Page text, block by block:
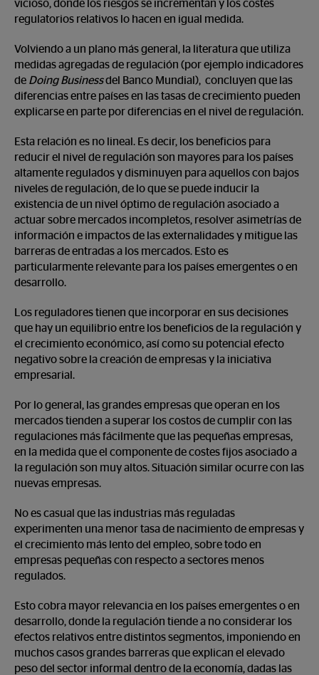
vicioso, donde los riesgos se incrementan y los costes
regulatorios relativos lo hacen en igual medida.
Volviendo a un plano más general, la literatura que utiliza
medidas agregadas de regulación (por ejemplo indicadores
de Doing Businessdel Banco Mundial), concluyen que las
diferencias entre países en las tasas de crecimiento pueden
explicarse en parte por diferencias en el nivel de regulación.
Esta relación es no lineal. Es decir, los beneficios para
reducir el nivel de regulación son mayores para los países
altamente regulados y disminuyen para aquellos con bajos
niveles de regulación, de lo que se puede inducir la
existencia de un nivel óptimo de regulación asociado a
actuar sobre mercados incompletos, resolver asimetrías de
información e impactos de las externalidades y mitigue las
barreras de entradas a los mercados. Esto es
particularmente relevante para los países emergentes o en
desarrollo.
Los reguladores tienen que incorporar en sus decisiones
que hay un equilibrio entre los beneficios de la regulación y
el crecimiento económico, así como su potencial efecto
negativo sobre la creación de empresas y la iniciativa
empresarial.
Por lo general, las grandes empresas que operan en los
mercados tienden a superar los costos de cumplir con las
regulaciones más fácilmente que las pequeñas empresas,
en la medida que el componente de costes fijos asociado a
la regulación son muy altos. Situación similar ocurre con las
nuevas empresas.
No es casual que las industrias más reguladas
experimenten una menor tasa de nacimiento de empresas y
el crecimiento más lento del empleo, sobre todo en
empresas pequeñas con respecto a sectores menos
regulados.
Esto cobra mayor relevancia en los países emergentes o en
desarrollo, donde la regulación tiende a no considerar los
efectos relativos entre distintos segmentos, imponiendo en
muchos casos grandes barreras que explican el elevado
peso del sector informal dentro de la economía, dadas las